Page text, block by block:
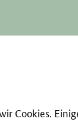
Cookies.